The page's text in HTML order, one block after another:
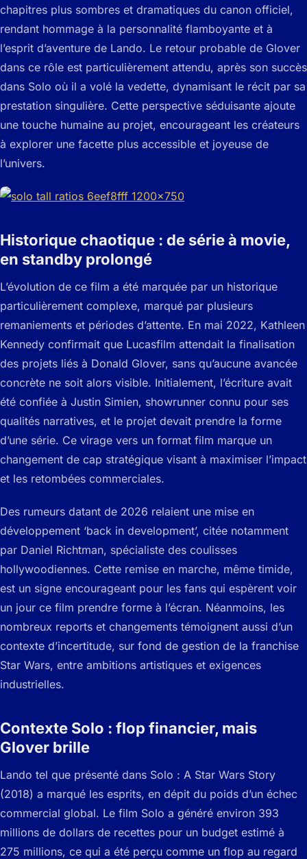
chapitres plus sombres et dramatiques du canon officiel,
rendant hommage à la personnalité flamboyante et à
l’esprit d’aventure de Lando. Le retour probable de Glover
dans ce rôle est particulièrement attendu, après son succès
dans Solo où il a volé la vedette, dynamisant le récit par sa
prestation singulière. Cette perspective séduisante ajoute
une touche humaine au projet, encourageant les créateurs
à explorer une facette plus accessible et joyeuse de
l’univers.
Historique chaotique : de série à movie,
en standby prolongé
L’évolution de ce film a été marquée par un historique
particulièrement complexe, marqué par plusieurs
remaniements et périodes d’attente. En mai 2022, Kathleen
Kennedy confirmait que Lucasfilm attendait la finalisation
des projets liés à Donald Glover, sans qu’aucune avancée
concrète ne soit alors visible. Initialement, l’écriture avait
été confiée à Justin Simien, showrunner connu pour ses
qualités narratives, et le projet devait prendre la forme
d’une série. Ce virage vers un format film marque un
changement de cap stratégique visant à maximiser l’impact
et les retombées commerciales.
Des rumeurs datant de 2026 relaient une mise en
développement ‘back in development’, citée notamment
par Daniel Richtman, spécialiste des coulisses
hollywoodiennes. Cette remise en marche, même timide,
est un signe encourageant pour les fans qui espèrent voir
un jour ce film prendre forme à l’écran. Néanmoins, les
nombreux reports et changements témoignent aussi d’un
contexte d’incertitude, sur fond de gestion de la franchise
Star Wars, entre ambitions artistiques et exigences
industrielles.
Contexte Solo : flop financier, mais
Glover brille
Lando tel que présenté dans Solo : A Star Wars Story
(2018) a marqué les esprits, en dépit du poids d’un échec
commercial global. Le film Solo a généré environ 393
millions de dollars de recettes pour un budget estimé à
275 millions, ce qui a été perçu comme un flop au regard